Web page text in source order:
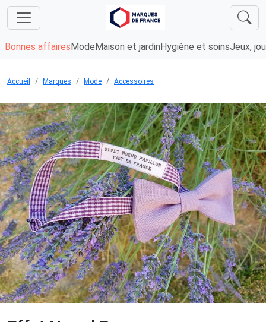
Bonnes affaires Mode Maison et jardin Hygiène et soinsJeux,
Accueil Marques Mode Accessoires
Chargement...